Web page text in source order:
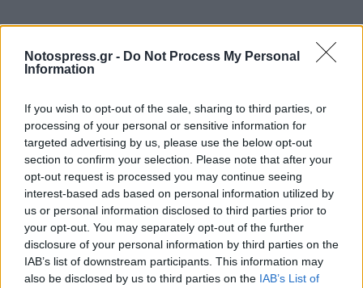
Notospress.gr - Do Not Process My Personal
Information
If you wish to opt-out of the sale, sharing to third parties, or
processing of your personal or sensitive information for
targeted advertising by us, please use the below opt-out
section to confirm your selection. Please note that after your
opt-out request is processed you may continue seeing
interest-based ads based on personal information utilized by
us or personal information disclosed to third parties prior to
your opt-out. You may separately opt-out of the further
disclosure of your personal information by third parties on the
IAB’s list of downstream participants. This information may
also be disclosed by us to third parties on the IAB’s List of